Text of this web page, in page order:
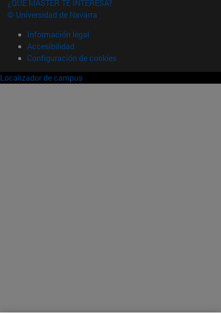
¿QUÉ MÁSTER TE INTERESA?
© Universidad de Navarra
Información legal
Accesibilidad
Configuración de cookies
Localizador de campus